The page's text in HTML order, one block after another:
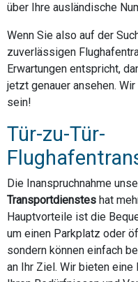
über Ihre ausländische
Wenn Sie also auf der
zuverlässigen
Erwartungen entspricht,
jetzt genauer ansehen.
sein!
Tür-zu-Tür-
Die Inanspruchnahme
Transportdienstes hat
Hauptvorteile ist die
um einen Parkplatz oder
sondern können einfach
an Ihr Ziel. Wir bieten eine